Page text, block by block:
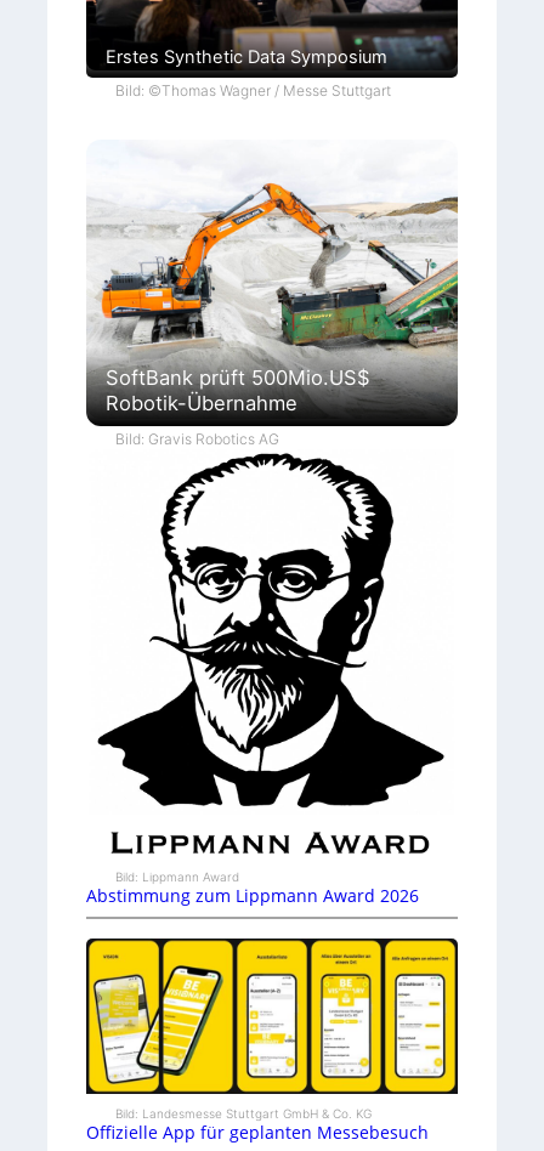
Erstes Synthetic Data Symposium
Bild: ©Thomas Wagner / Messe Stuttgart
SoftBank prüft 500Mio.US$
Robotik-Übernahme
Bild: Gravis Robotics AG
Bild: Lippmann Award
Abstimmung zum Lippmann Award 2026
Bild: Landesmesse Stuttgart GmbH & Co. KG
Offizielle App für geplanten Messebesuch